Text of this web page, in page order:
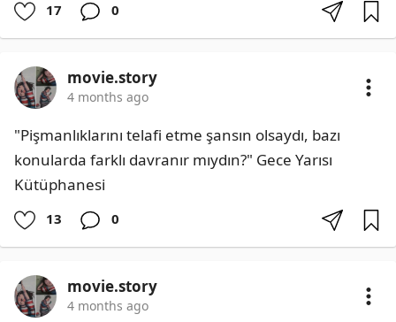
17 0
movie.story
4 months ago
"Pişmanlıklarını telafi etme şansın olsaydı, bazı
konularda farklı davranır mıydın?" Gece Yarısı
Kütüphanesi
13 0
movie.story
4 months ago